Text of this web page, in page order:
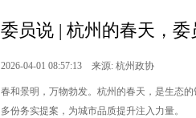
委员说 | 杭州的春天，
2026-04-01 08:57:13 来源: 杭州政协
春和景明，万物勃发。杭州的春天，是生态
多份务实提案，为城市品质提升注入力量。